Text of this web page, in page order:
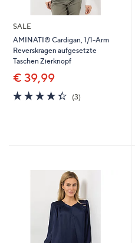
SALE
AMINATI® Cardigan, 1/1-Arm
Reverskragen aufgesetzte
Taschen Zierknopf
€ 39,99
4.3
von
(3)